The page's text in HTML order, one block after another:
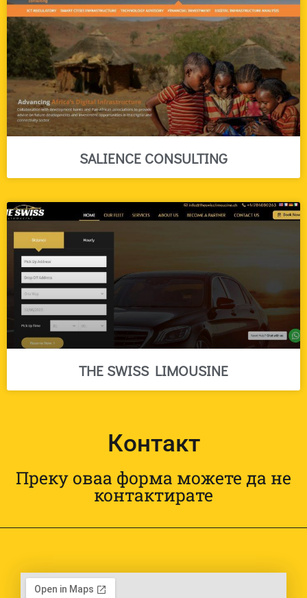
SALIENCE CONSULTING
THE SWISS LIMOUSINE
Контакт
Преку оваа форма можете да не
контактирате